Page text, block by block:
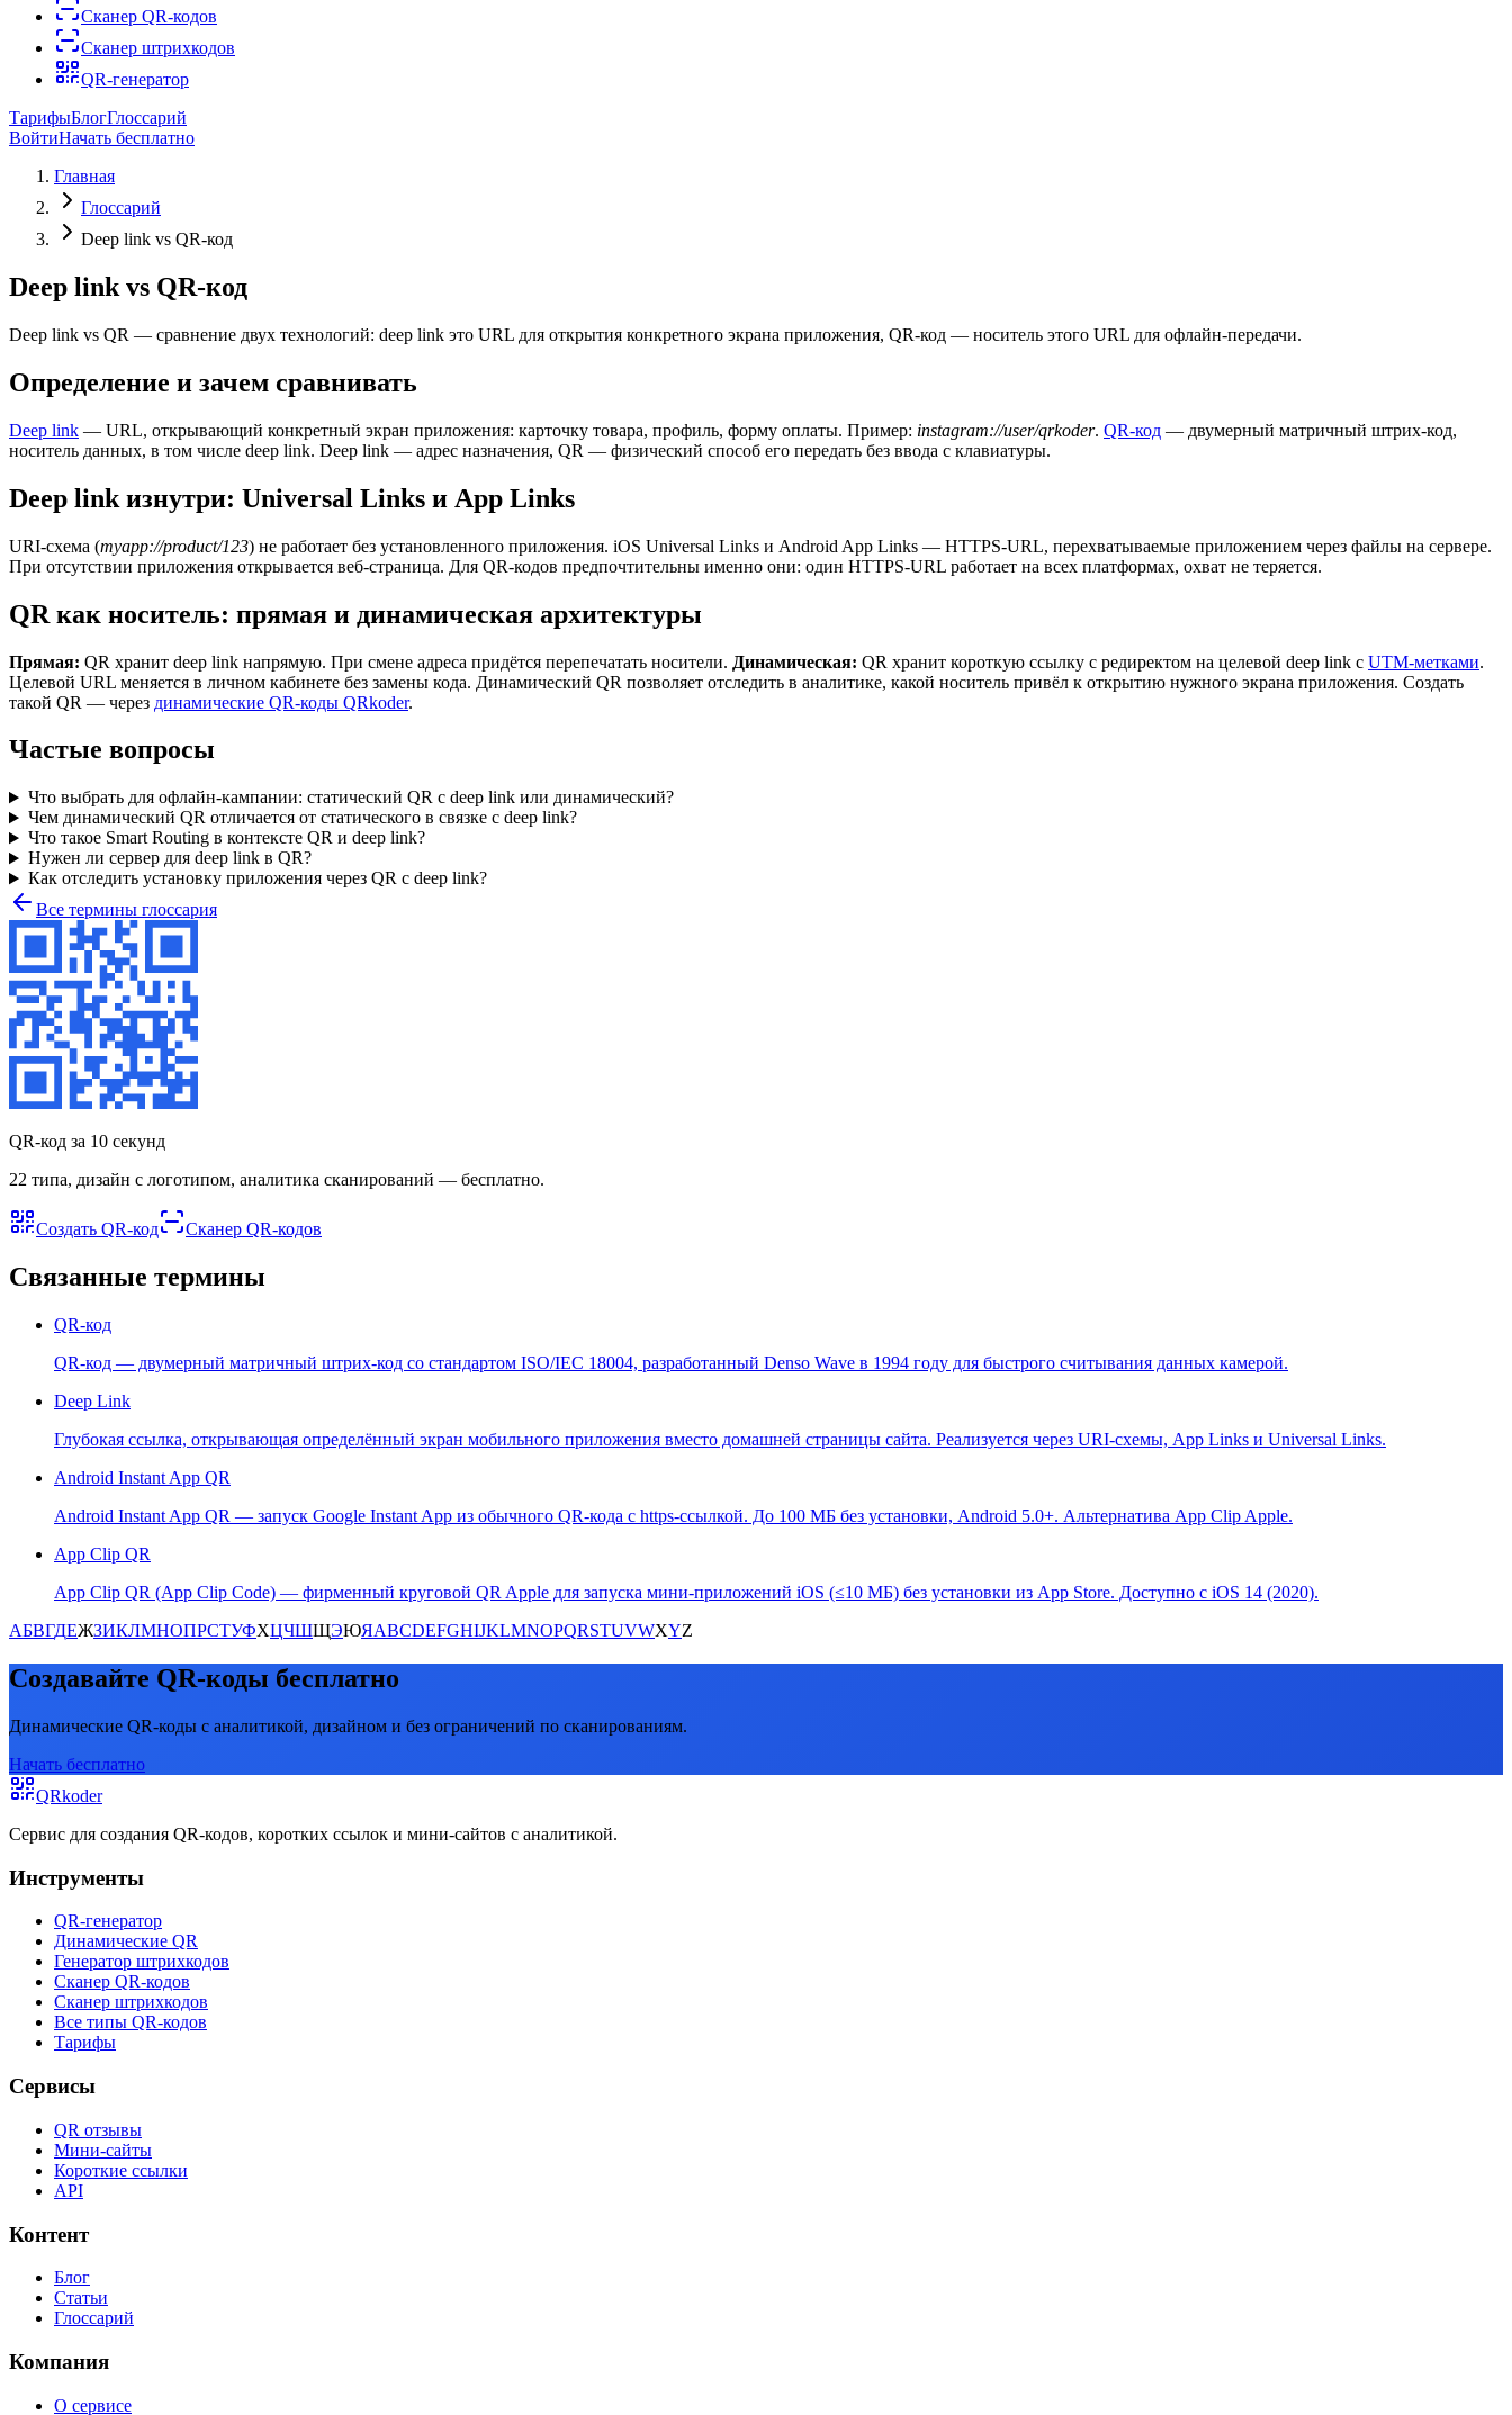
Сканер QR-кодов
Сканер штрихкодов
QR-генератор
ТарифыБлогГлоссарий
ВойтиНачать бесплатно
Главная
Глоссарий
Deep link vs QR-код
Deep link vs QR-код
Deep link vs QR — сравнение двух технологий: deep link это URL для открытия конкретного экрана приложения, QR-код — носитель этого URL для офлайн-передачи.
Определение и зачем сравнивать
Deep link — URL, открывающий конкретный экран приложения: карточку товара, профиль, форму оплаты. Пример: instagram://user/qrkoder. QR-код — двумерный матричный штрих-код,
носитель данных, в том числе deep link. Deep link — адрес назначения, QR — физический способ его передать без ввода с клавиатуры.
Deep link изнутри: Universal Links и App Links
URI-схема (myapp://product/123) не работает без установленного приложения. iOS Universal Links и Android App Links — HTTPS-URL, перехватываемые приложением через файлы на сервере.
При отсутствии приложения открывается веб-страница. Для QR-кодов предпочтительны именно они: один HTTPS-URL работает на всех платформах, охват не теряется.
QR как носитель: прямая и динамическая архитектуры
Прямая: QR хранит deep link напрямую. При смене адреса придётся перепечатать носители. Динамическая: QR хранит короткую ссылку с редиректом на целевой deep link с UTM-метками.
Целевой URL меняется в личном кабинете без замены кода. Динамический QR позволяет отследить в аналитике, какой носитель привёл к открытию нужного экрана приложения. Создать
такой QR — через динамические QR-коды QRkoder.
Частые вопросы
Что выбрать для офлайн-кампании: статический QR с deep link или динамический?
Чем динамический QR отличается от статического в связке с deep link?
Что такое Smart Routing в контексте QR и deep link?
Нужен ли сервер для deep link в QR?
Как отследить установку приложения через QR с deep link?
Все термины глоссария
QR-код за 10 секунд
22 типа, дизайн с логотипом, аналитика сканирований — бесплатно.
Создать QR-код Сканер QR-кодов
Связанные термины
QR-код
QR-код — двумерный матричный штрих-код со стандартом ISO/IEC 18004, разработанный Denso Wave в 1994 году для быстрого считывания данных камерой.
Deep Link
Глубокая ссылка, открывающая определённый экран мобильного приложения вместо домашней страницы сайта. Реализуется через URI-схемы, App Links и Universal Links.
Android Instant App QR
Android Instant App QR — запуск Google Instant App из обычного QR-кода с https-ссылкой. До 100 МБ без установки, Android 5.0+. Альтернатива App Clip Apple.
App Clip QR
App Clip QR (App Clip Code) — фирменный круговой QR Apple для запуска мини-приложений iOS (≤10 МБ) без установки из App Store. Доступно с iOS 14 (2020).
АБВГДЕЖЗИКЛМНОПРСТУФХЦЧШЩЭЮЯABCDEFGHIJKLMNOPQRSTUVWXYZ
Создавайте QR-коды бесплатно
Динамические QR-коды с аналитикой, дизайном и без ограничений по сканированиям.
Начать бесплатно
QRkoder
Сервис для создания QR-кодов, коротких ссылок и мини-сайтов с аналитикой.
Инструменты
QR-генератор
Динамические QR
Генератор штрихкодов
Сканер QR-кодов
Сканер штрихкодов
Все типы QR-кодов
Тарифы
Сервисы
QR отзывы
Мини-сайты
Короткие ссылки
API
Контент
Блог
Статьи
Глоссарий
Компания
О сервисе